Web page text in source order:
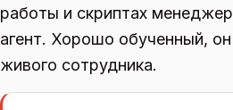
работы и скриптах
агент. Хорошо обученный,
живого сотрудника.